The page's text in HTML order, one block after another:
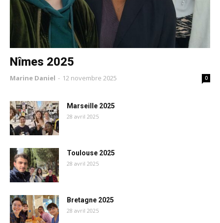
Nîmes 2025
Marine Daniel - 12 novembre 2025 0
Marseille 2025
28 avril 2025
Toulouse 2025
28 avril 2025
Bretagne 2025
28 avril 2025